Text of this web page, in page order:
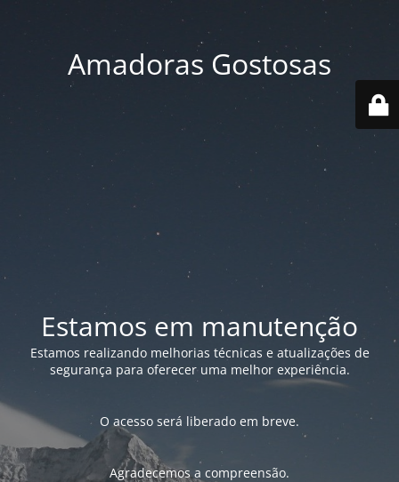
Amadoras Gostosas
Estamos em manutenção
Estamos realizando melhorias técnicas e atualizações de
segurança para oferecer uma melhor experiência.
O acesso será liberado em breve.
Agradecemos a compreensão.